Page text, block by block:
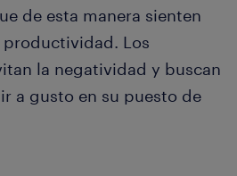
de esta manera sienten
Los
la negatividad y buscan
a gusto en su puesto de